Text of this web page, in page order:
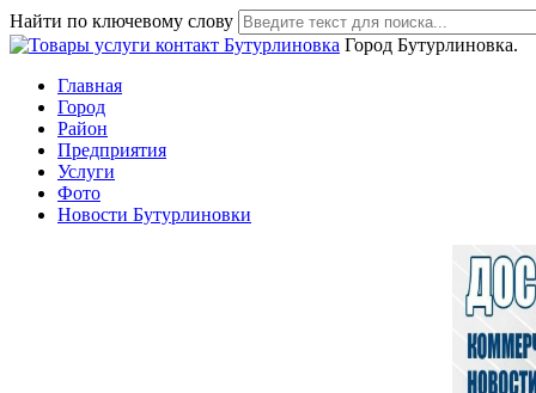
Найти по ключевому слову
Город Бутурлиновка.
Главная
Город
Район
Предприятия
Услуги
Фото
Новости Бутурлиновки